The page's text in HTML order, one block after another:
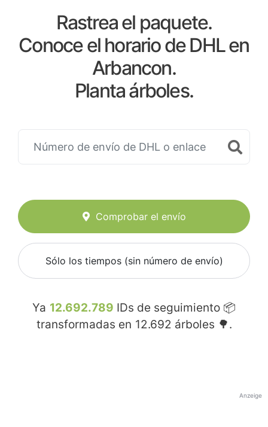
Rastrea el paquete.
Conoce el horario de DHL en
Arbancon.
Planta árboles.
Comprobar el envío
Sólo los tiempos (sin número de envío)
Ya 12.692.789 IDs de seguimiento 📦
transformadas en 12.692 árboles 🌳.
Anzeige